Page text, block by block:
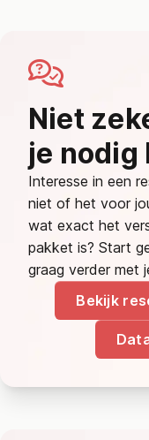
Niet
je nodig
Interesse in een
niet of het voor
wat exact het
pakket is? Start
graag verder met
Bekijk